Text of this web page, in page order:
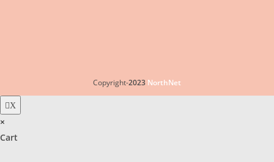
Copyright-2023 NorthNet
X
×
Cart